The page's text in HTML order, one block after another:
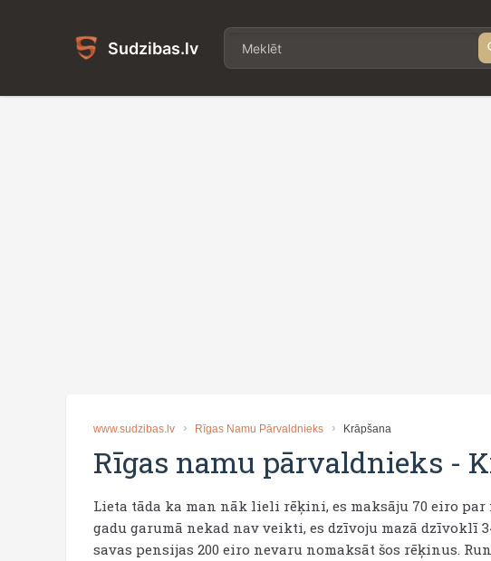
Sudzibas.lv
www.sudzibas.lv Rīgas Namu Pārvaldnieks Krāpšana
Rīgas namu pārvaldnieks -
Lieta tāda ka man nāk lieli rēķini, es maksāju 70 eiro
gadu garumā nekad nav veikti, es dzīvoju mazā dzīvoklī
savas pensijas 200 eiro nevaru nomaksāt šos rēķinus.